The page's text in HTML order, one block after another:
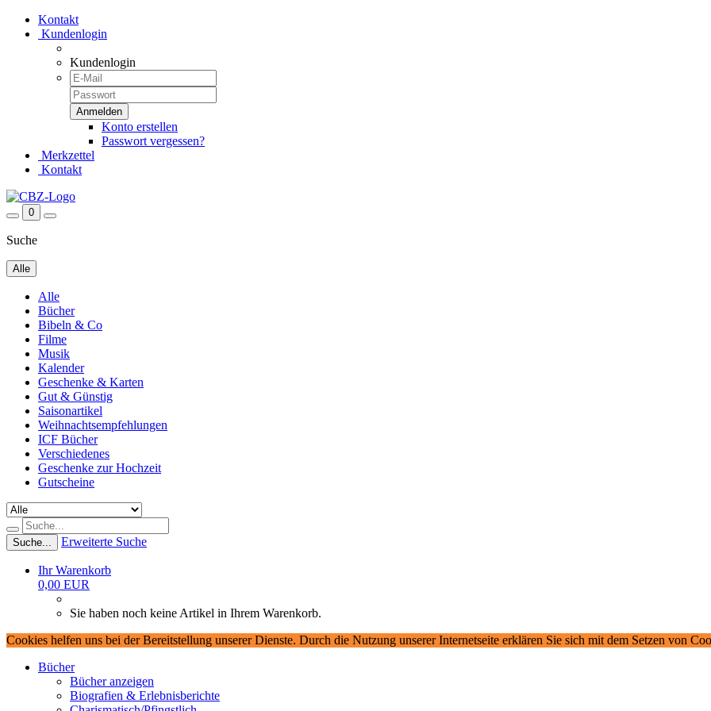
Kontakt
Kundenlogin
Kundenlogin
Konto erstellen
Passwort vergessen?
Merkzettel
Kontakt
0
Suche
Alle
Alle
Bücher
Bibeln & Co
Filme
Musik
Kalender
Geschenke & Karten
Gut & Günstig
Saisonartikel
Weihnachtsempfehlungen
ICF Bücher
Verschiedenes
Geschenke zur Hochzeit
Gutscheine
Suche... Erweiterte Suche
Ihr Warenkorb
0,00 EUR
Sie haben noch keine Artikel in Ihrem Warenkorb.
Cookies helfen uns bei der Bereitstellung unserer Dienste. Durch die Nutzung unserer Internetseite erklären Sie sich mit dem Setzen von
Bücher
Bücher anzeigen
Biografien & Erlebnisberichte